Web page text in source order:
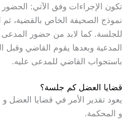
تكون الإجراءات وفق الآتي: الحضور
نموذج الصحيفة الخاص بالقضية،
للجلسة. كما لابد من حضور المدعى
المدعية وبعدها يقوم القاضي وقبل
باستجواب القاضي للمدعى عليه.
قضايا العضل كم جلسة؟
يعود تقدير الأمر في قضايا العضل
و المحكمة.